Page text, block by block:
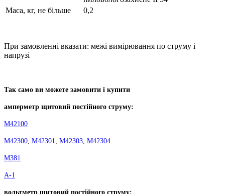
Маса, кг, не більше
0,2
При замовленні вказати: межі вимірювання по струму і
напрузі
Так само ви можете замовити і купити
амперметр щитовий постійного струму:
М42100
М42300 М42301 М42303 М42304
М381
А-1
вольтметр щитовий постійного струму: